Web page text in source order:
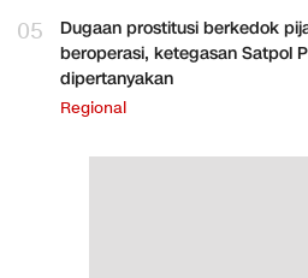
05
Dugaan prostitusi berkedok
beroperasi, ketegasan Satpol
dipertanyakan
Regional